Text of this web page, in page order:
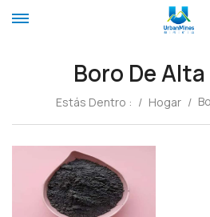
Boro De
Estás Dentro : / Hogar /